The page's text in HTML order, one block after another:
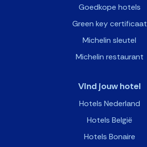
Goedkope hotels
Green key certificaat
Michelin sleutel
Michelin restaurant
Vind jouw hotel
Hotels Nederland
Hotels België
Hotels Bonaire